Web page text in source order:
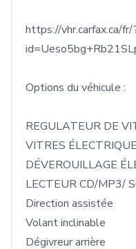
https://vhr.carfax.ca/fr/
Options du véhicule :
REGULATEUR DE
VITRES
DÉVEROUILLAGE
LECTEUR CD/MP3/
Direction assistée
Volant inclinable
Dégivreur arrière